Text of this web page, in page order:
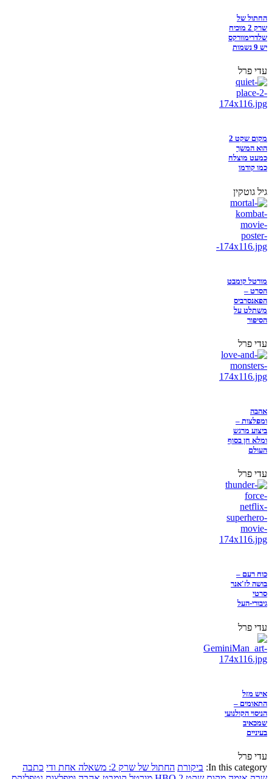
החתול של
שרק 2 מוכיח
שלדרימוורקס
יש 9 נשמות
עדי פרל
מקום שקט 2
הוא המשך
כמעט מוצלח
כמו קודמו
גיל גוטקין
מורטל קומבט
הסרט –
הפאנסרביס
משתלט על
הסיפור
עדי פרל
אהבה
ומפלצות –
ביצוע מרגש
ומלא חן בסוף
העולם
עדי פרל
כוח רעם –
בושה לז'אנר
סרטי
גיבורי-העל
עדי פרל
איש מזל
התאומים –
הניסוי הקולנועי
שמכאיב
בעיניים
עדי פרל
In this category: ביקורת החתול של שרק 2: משאלה אחת ודי
כתבה